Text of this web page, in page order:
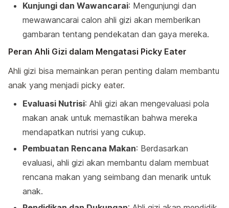
Kunjungi dan Wawancarai: Mengunjungi dan
mewawancarai calon ahli gizi akan memberikan
gambaran tentang pendekatan dan gaya mereka.
Peran Ahli Gizi dalam Mengatasi Picky Eater
Ahli gizi bisa memainkan peran penting dalam membantu
anak yang menjadi picky eater.
Evaluasi Nutrisi: Ahli gizi akan mengevaluasi pola
makan anak untuk memastikan bahwa mereka
mendapatkan nutrisi yang cukup.
Pembuatan Rencana Makan: Berdasarkan
evaluasi, ahli gizi akan membantu dalam membuat
rencana makan yang seimbang dan menarik untuk
anak.